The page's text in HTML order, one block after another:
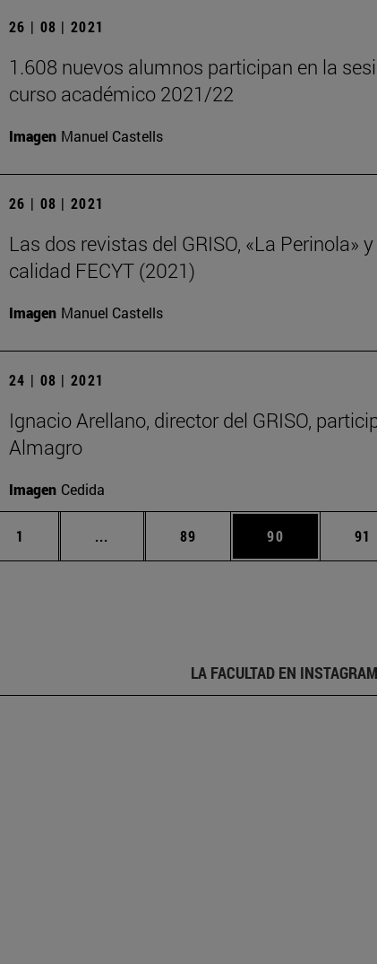
26 | 08 | 2021
1.608 nuevos alumnos participan en la
curso académico 2021/22
Imagen Manuel Castells
26 | 08 | 2021
Las dos revistas del GRISO, «La Perinola»
calidad FECYT (2021)
Imagen Manuel Castells
24 | 08 | 2021
Ignacio Arellano, director del GRISO,
Almagro
Imagen Cedida
Página
1 ... Páginas intermedias Use TAB para
Página
89 Página
90 91
LA FACULTAD EN INSTAGRAM